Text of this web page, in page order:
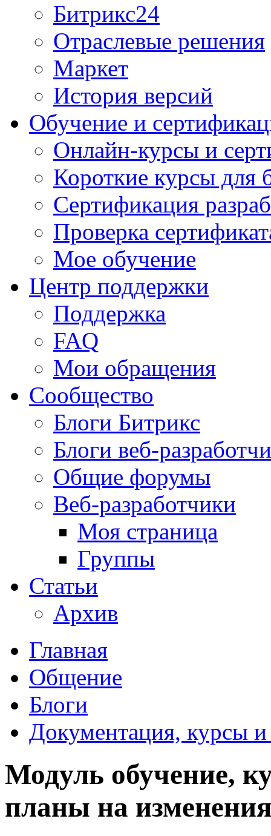
Битрикс24
Отраслевые решения
Маркет
История версий
Обучение и
Онлайн-курсы и
Короткие курсы для
Сертификация
Проверка
Мое обучение
Центр поддержки
Поддержка
FAQ
Мои обращения
Сообщество
Блоги Битрикс
Блоги веб-
Общие форумы
Веб-разработчики
Моя страница
Группы
Статьи
Архив
Главная
Общение
Блоги
Документация, курсы и
Модуль обучение,
планы на